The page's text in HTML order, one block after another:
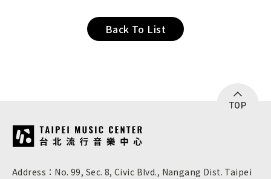
Back To List
TOP
:::
Address：No. 99, Sec. 8, Civic Blvd., Nangang Dist. Taipei